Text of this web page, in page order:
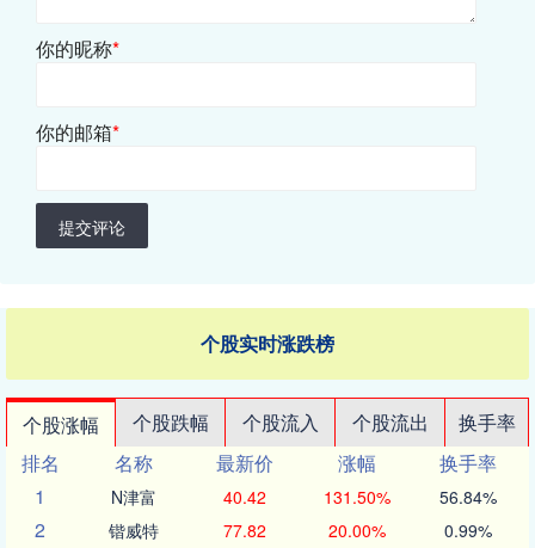
你的昵称*
你的邮箱*
提交评论
个股实时涨跌榜
个股涨幅 个股跌幅 个股流入 个股流出
换手率
排名
名称 最新价 涨幅
换手率
1
N津富 40.42 131.50% 56.84%
2 锴威特 77.82 20.00% 0.99%